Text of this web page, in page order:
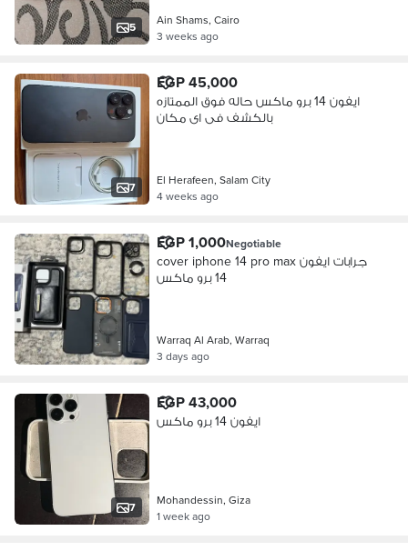
5
Ain Shams, Cairo
3 weeks ago
7
EGP 45,000
ايفون 14 برو ماكس حاله فوق الممتازه
بالكشف فى اى مكان
El Herafeen, Salam City
4 weeks ago
EGP 1,000Negotiable
cover iphone 14 pro max جرابات ايفون
14 برو ماكس
Warraq Al Arab, Warraq
3 days ago
7
EGP 43,000
ايفون 14 برو ماكس
Mohandessin, Giza
1 week ago